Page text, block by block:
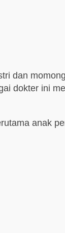
dan
dokter ini
anak